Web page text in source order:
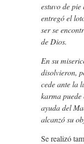
estuvo de
entregó el
ser se
de Dios.
En su
disolvieron,
cede ante la
karma
ayuda del
alcanzó su
Se realizó